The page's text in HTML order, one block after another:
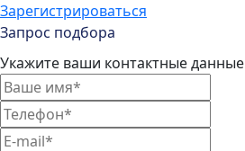
Зарегистрироваться
Запрос подбора
Укажите ваши контактные данные